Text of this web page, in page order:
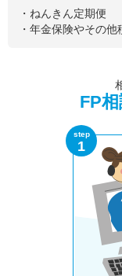
・ねんきん定期便
・年金保険やその
FP
step
1